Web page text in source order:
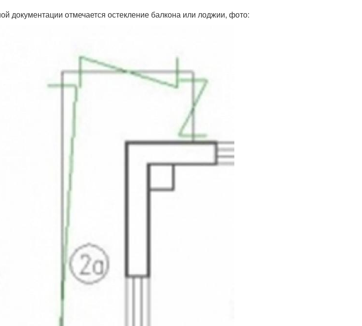
документации отмечается остекление балкона или лоджии, фото: